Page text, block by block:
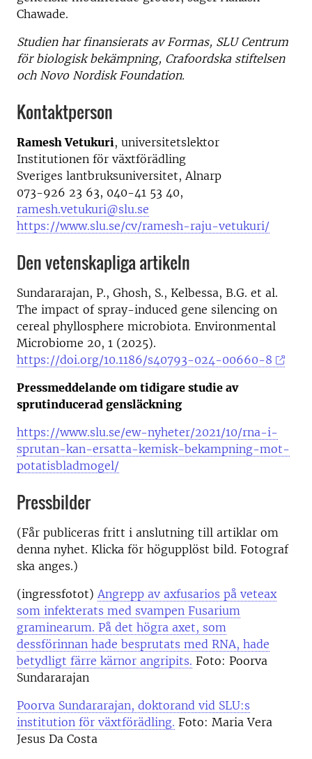
Chawade.
Studien har finansierats av Formas, SLU Centrum
för biologisk bekämpning, Crafoordska stiftelsen
och Novo Nordisk Foundation.
Kontaktperson
Ramesh Vetukuri, universitetslektor
Institutionen för växtförädling
Sveriges lantbruksuniversitet, Alnarp
073-926 23 63, 040-41 53 40,
ramesh.vetukuri@slu.se
https://www.slu.se/cv/ramesh-raju-vetukuri/
Den vetenskapliga artikeln
Sundararajan, P., Ghosh, S., Kelbessa, B.G. et al.
The impact of spray-induced gene silencing on
cereal phyllosphere microbiota. Environmental
Microbiome 20, 1 (2025).
https://doi.org/10.1186/s40793-024-00660-8
Pressmeddelande om tidigare studie av
sprutinducerad gensläckning
https://www.slu.se/ew-nyheter/2021/10/rna-i-
sprutan-kan-ersatta-kemisk-bekampning-mot-
potatisbladmogel/
Pressbilder
(Får publiceras fritt i anslutning till artiklar om
denna nyhet. Klicka för högupplöst bild. Fotograf
ska anges.)
(ingressfotot) Angrepp av axfusarios på veteax
som infekterats med svampen Fusarium
graminearum. På det högra axet, som
dessförinnan hade besprutats med RNA, hade
betydligt färre kärnor angripits. Foto: Poorva
Sundararajan
Poorva Sundararajan, doktorand vid SLU:s
institution för växtförädling. Foto: Maria Vera
Jesus Da Costa